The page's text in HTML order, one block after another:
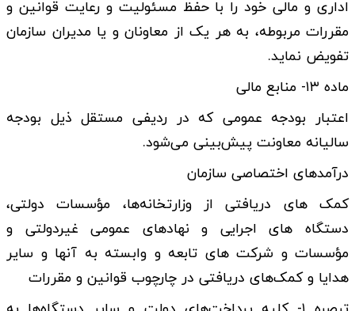
اداری و مالی خود را با حفظ مسئولیت و رعایت قوانین و
مقررات مربوطه، به هر یک از معاونان و یا مدیران سازمان
تفویض نماید.
ماده ۱۳- منابع مالی
اعتبار بودجه عمومی که در ردیفی مستقل ذیل بودجه
سالیانه معاونت پیش‌­بینی می‌­شود.
درآمدهای اختصاصی سازمان
کمک ­های دریافتی از وزارتخانه‌­ها، مؤسسات دولتی،
دستگاه ­های اجرایی و نهادهای عمومی غیردولتی و
مؤسسات و شرکت ­های تابعه و وابسته به آنها و سایر
هدایا و کمک­‌های دریافتی در چارچوب قوانین و مقررات